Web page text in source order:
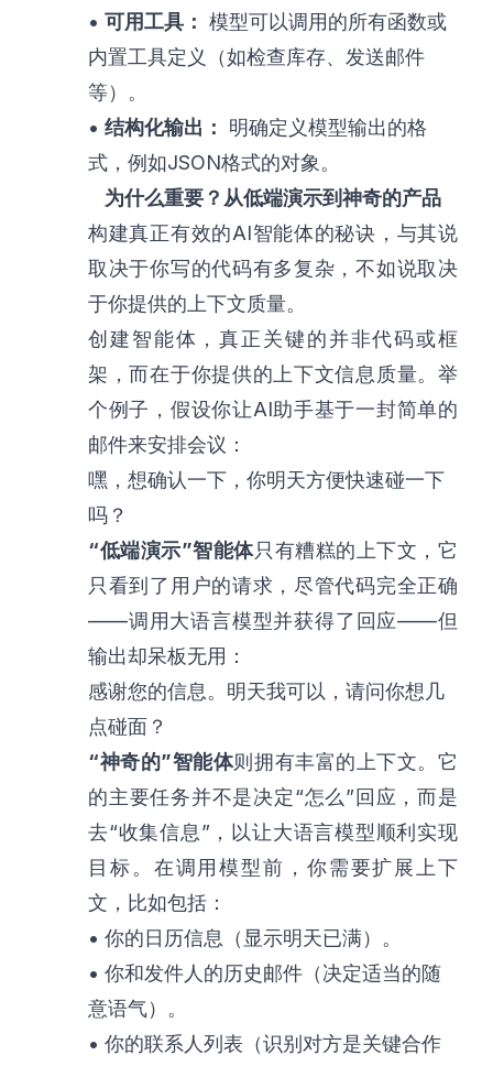
• 可用工具： 模型可以调用的所有函数或
内置工具定义（如检查库存、发送邮件
等）。
• 结构化输出：
明确定义模型输出的格
式，例如JSON格式的对象。
为什么重要？从低端演示到神奇的产品
构建真正有效的AI智能体的秘诀，与其说
取决于你写的代码有多复杂，不如说取决
于你提供的上下文质量。
创建智能体，真正关键的并非代码或框
架，而在于你提供的上下文信息质量。举
个例子，假设你让AI助手基于一封简单的
邮件来安排会议：
嘿，想确认一下，你明天方便快速碰一下
吗？
“低端演示”智能体只有糟糕的上下文，它
只看到了用户的请求，尽管代码完全正确
——调用大语言模型并获得了回应——但
输出却呆板无用：
感谢您的信息。明天我可以，请问你想几
点碰面？
“神奇的”智能体则拥有丰富的上下文。它
的主要任务并不是决定“怎么”回应，而是
去“收集信息”，以让大语言模型顺利实现
目标。在调用模型前，你需要扩展上下
文，比如包括：
• 你的日历信息（显示明天已满）。
• 你和发件人的历史邮件（决定适当的随
意语气）。
• 你的联系人列表（识别对方是关键合作